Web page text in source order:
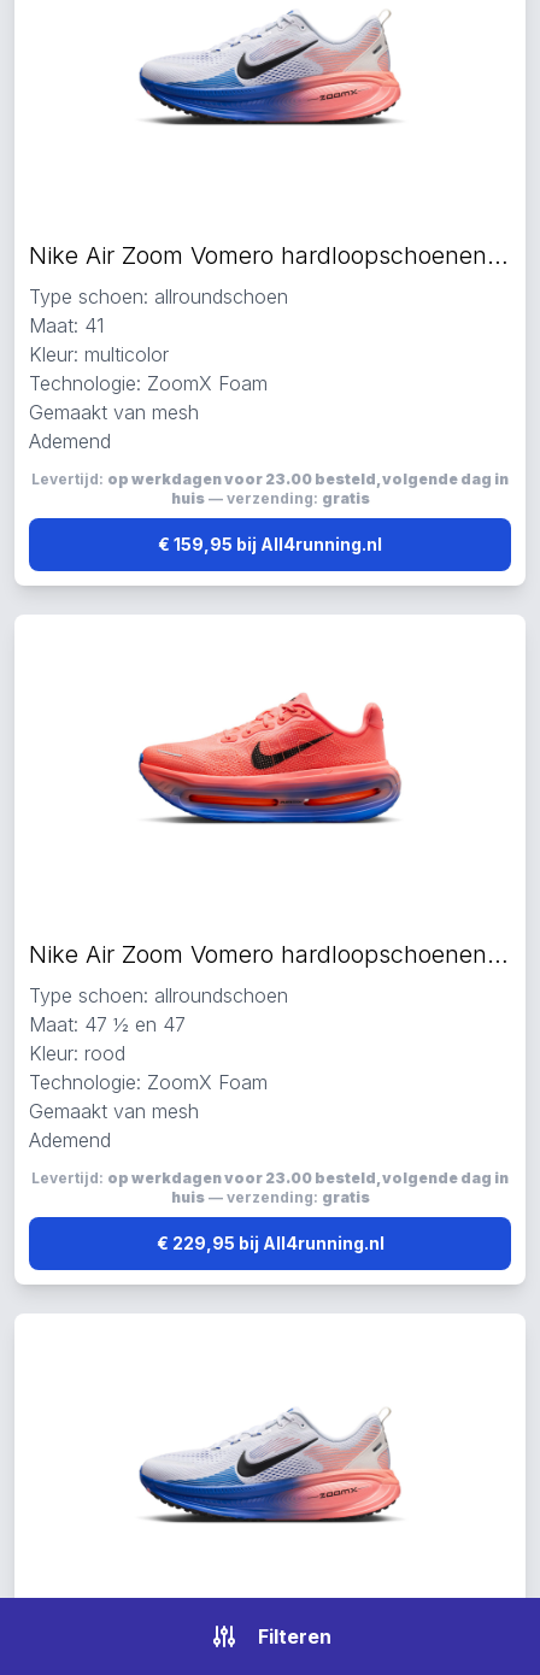
Nike Air Zoom Vomero hardloopschoenen multicolor
Type schoen: allroundschoen
Maat: 41
Kleur: multicolor
Technologie: ZoomX Foam
Gemaakt van mesh
Ademend
Levertijd: op werkdagen voor 23.00 besteld, volgende dag in
huis— verzending: gratis
€ 159,95 bij All4running.nl
Nike Air Zoom Vomero hardloopschoenen rood
Type schoen: allroundschoen
Maat: 47 ½ en 47
Kleur: rood
Technologie: ZoomX Foam
Gemaakt van mesh
Ademend
Levertijd: op werkdagen voor 23.00 besteld, volgende dag in
huis— verzending: gratis
€ 229,95 bij All4running.nl
Filteren